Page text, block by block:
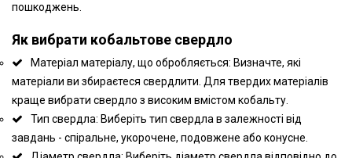
пошкоджень.
Як вибрати кобальтове свердло
Матеріал матеріалу, що обробляється: Визначте, які
матеріали ви збираєтеся свердлити. Для твердих матеріалів
краще вибрати свердло з високим вмістом кобальту.
Тип свердла: Виберіть тип свердла в залежності від
завдань - спіральне, укорочене, подовжене або конусне.